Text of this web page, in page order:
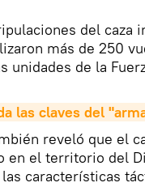
del caza
más de 250
de la
las claves del
reveló que el
en el territorio del
características